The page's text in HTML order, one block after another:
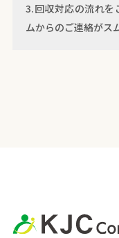
3.回収対応の流れを
ムからのご連絡がス